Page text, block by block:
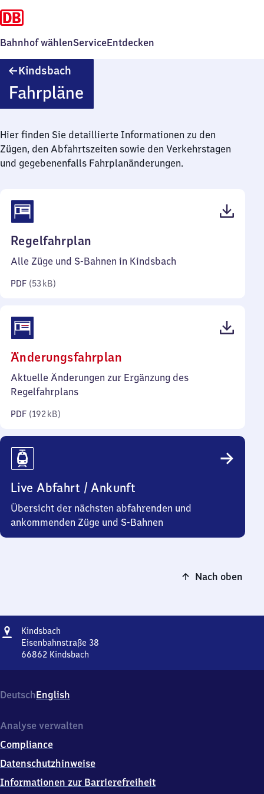
Bahnhof wählenServiceEntdecken
Kindsbach
Fahrpläne
Hier finden Sie detaillierte Informationen zu den
Zügen, den Abfahrtszeiten sowie den Verkehrstagen
und gegebenenfalls Fahrplanänderungen.
Regelfahrplan
53
Alle Züge und S-Bahnen in Kindsbach
PDF (53 kB)
Änderungsfahrplan
192
Aktuelle Änderungen zur Ergänzung des
Regelfahrplans
PDF (192 kB)
Live Abfahrt / Ankunft
Übersicht der nächsten abfahrenden und
ankommenden Züge und S-Bahnen
Nach oben
Adresse
Kindsbach
Eisenbahnstraße 38
66862 Kindsbach
38,
6
8
2
Kindsbach
DeutschEnglish
Analyse verwalten
Compliance
Datenschutzhinweise
Informationen zur Barrierefreiheit